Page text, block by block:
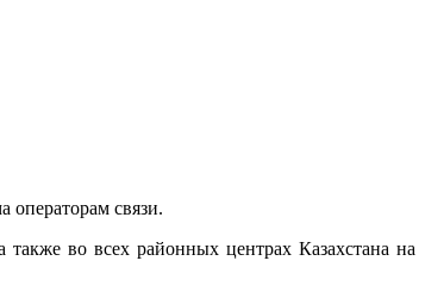
операторам связи.
также во всех районных центрах Казахстана на